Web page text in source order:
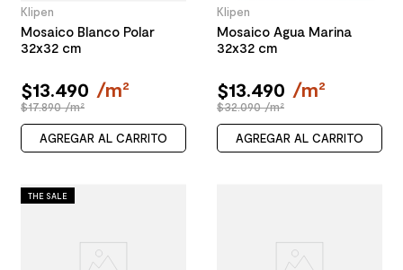
Klipen
Mosaico Blanco Polar
32x32 cm
$13.490 /m²
$17.890 /m²
AGREGAR AL CARRITO
Klipen
Mosaico Agua Marina
32x32 cm
$13.490 /m²
$32.090 /m²
AGREGAR AL CARRITO
THE SALE